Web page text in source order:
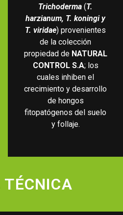
Trichoderma (T.
harzianum, T. koningi y
T. viridae) provenientes
de la colección
propiedad de NATURAL
CONTROL S.A; los
cuales inhiben el
crecimiento y desarrollo
de hongos
fitopatógenos del suelo
y follaje.
TÉCNICA